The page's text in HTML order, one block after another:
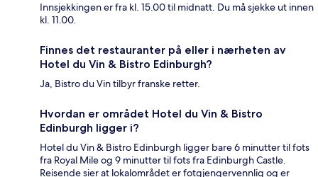
Innsjekkingen er fra kl. 15.00 til midnatt. Du må sjekke ut innen
kl. 11.00.
Finnes det restauranter på eller i nærheten av
Hotel du Vin & Bistro Edinburgh?
Ja, Bistro du Vin tilbyr franske retter.
Hvordan er området Hotel du Vin & Bistro
Edinburgh ligger i?
Hotel du Vin & Bistro Edinburgh ligger bare 6 minutter til fots
fra Royal Mile og 9 minutter til fots fra Edinburgh Castle.
Reisende sier at lokalområdet er fotgjengervennlig og er